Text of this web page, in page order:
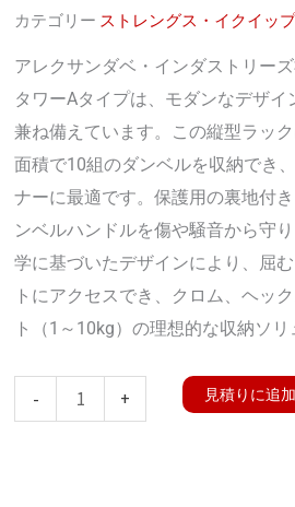
カテゴリー ストレングス・イクイッ
アレクサンダベ・インダストリー
タワーAタイプは、モダンなデザイ
兼ね備えています。この縦型ラッ
面積で10組のダンベルを収納でき
ナーに最適です。保護用の裏地付
ンベルハンドルを傷や騒音から守
学に基づいたデザインにより、屈
トにアクセスでき、クロム、ヘッ
ト（1～10kg）の理想的な収納ソ
-
Dumbbell
+ 見積りに追加